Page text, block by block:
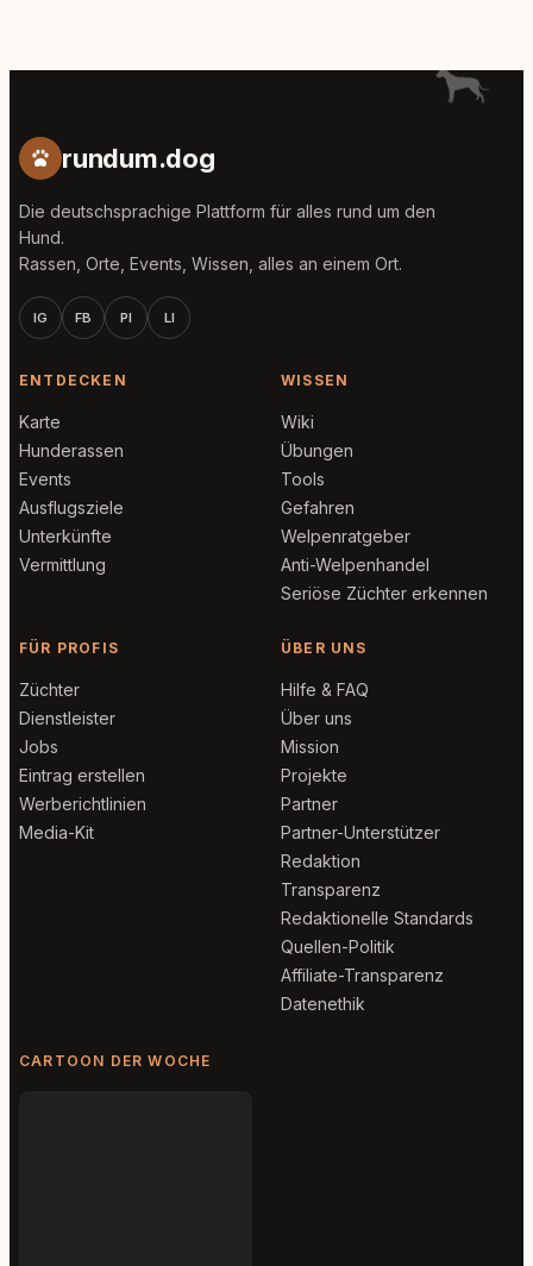
rundum.dog
Die deutschsprachige Plattform für alles rund um den
Hund.
Rassen, Orte, Events, Wissen, alles an einem Ort.
IG FB PI LI
ENTDECKEN
Karte
Hunderassen
Events
Ausflugsziele
Unterkünfte
Vermittlung
WISSEN
Wiki
Übungen
Tools
Gefahren
Welpenratgeber
Anti-Welpenhandel
Seriöse Züchter erkennen
FÜR PROFIS
Züchter
Dienstleister
Jobs
Eintrag erstellen
Werberichtlinien
Media-Kit
ÜBER UNS
Hilfe & FAQ
Über uns
Mission
Projekte
Partner
Partner-Unterstützer
Redaktion
Transparenz
Redaktionelle Standards
Quellen-Politik
Affiliate-Transparenz
Datenethik
CARTOON DER WOCHE